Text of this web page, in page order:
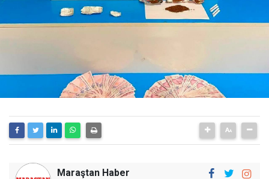
Maraştan Haber